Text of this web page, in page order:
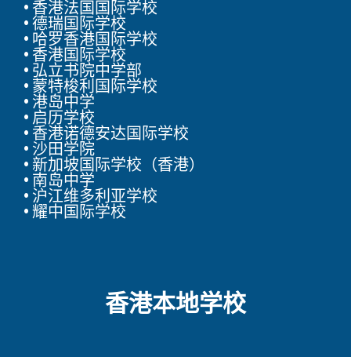
• 香港法国国际学校
• 德瑞国际学校
• 哈罗香港国际学校
• 香港国际学校
• 弘立书院中学部
• 蒙特梭利国际学校
• 港岛中学
• 启历学校
• 香港诺德安达国际学校
• 沙田学院
• 新加坡国际学校（香港）
• 南岛中学
• 沪江维多利亚学校
• 耀中国际学校
香港本地学校​